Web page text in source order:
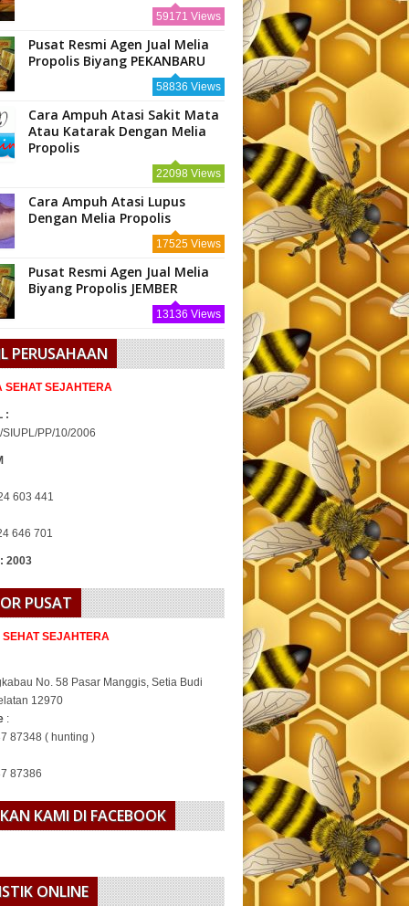
59171 Views
Pusat Resmi Agen Jual Melia
Propolis Biyang PEKANBARU
58836 Views
Cara Ampuh Atasi Sakit Mata
Atau Katarak Dengan Melia
Propolis
22098 Views
Cara Ampuh Atasi Lupus
Dengan Melia Propolis
17525 Views
Pusat Resmi Agen Jual Melia
Biyang Propolis JEMBER
13136 Views
PERUSAHAAN
SEHAT SEJAHTERA
:
PP/10/2006
603 441
646 701
2003
PUSAT
SEHAT SEJAHTERA
No. 58 Pasar Manggis, Setia Budi
12970
:
87348 ( hunting )
87386
KAMI DI FACEBOOK
ONLINE